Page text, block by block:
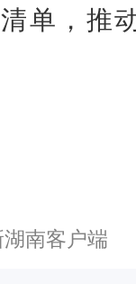
单，推
南客户端